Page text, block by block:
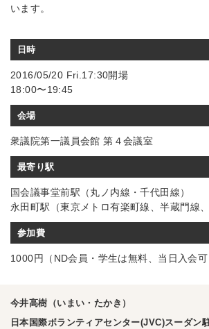
います。
日時
2016/05/20 Fri.17:30開場
18:00〜19:45
会場
衆議院第一議員会館 第４会議室
最寄り駅
国会議事堂前駅（丸ノ内線・千代田線）
永田町駅（東京メトロ有楽町線、半蔵門線、
参加費
1000円（ND会員・学生は無料、当日入会可
今井高樹（いまい・たかき）
日本国際ボランティアセンター(JVC)スーダン